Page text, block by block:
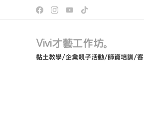
Vivi才藝工作坊。
黏土教學/企業親子活動/師資培訓/